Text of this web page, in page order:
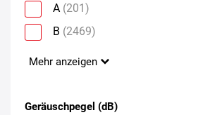
A (201)
B (2469)
Mehr anzeigen
Geräuschpegel (dB)